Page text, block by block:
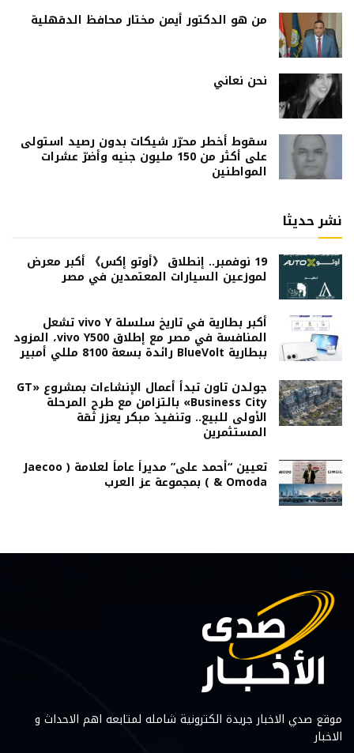
من هو الدكتور أيمن مختار محافظ الدقهلية
نحن نعاني
سقوط أخطر محرّر شيكات بدون رصيد استولى
على أكثر من 150 مليون جنيه وأضرّ عشرات
المواطنين
نشر حديثا
19 نوفمبر.. إنطلاق 《أوتو إكس》 أكبر معرض
لموزعين السيارات المعتمدين في مصر
أكبر بطارية في تاريخ سلسلة vivo Y تشعل
المنافسة في مصر مع إطلاق vivo Y500، المزود
ببطارية BlueVolt رائدة بسعة 8100 مللي أمبير
جولدن تاون تبدأ أعمال الإنشاءات بمشروع «GT
Business City» بالتزامن مع طرح المرحلة
الأولى للبيع.. وتنفيذ مبكر يعزز ثقة
المستثمرين
تعيين “أحمد على” مديراً عاماً لعلامة ( Jaecoo
& Omoda ) بمجموعة عز العرب
موقع صدي الاخبار جريدة الكترونية شامله لمتابعه اهم الاحداث و
الاخبار